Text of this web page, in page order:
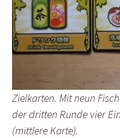
Zielkarten. Mit neun
der dritten Runde vier
(mittlere Karte).